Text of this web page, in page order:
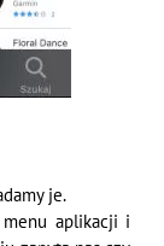
je.
menu aplikacji i